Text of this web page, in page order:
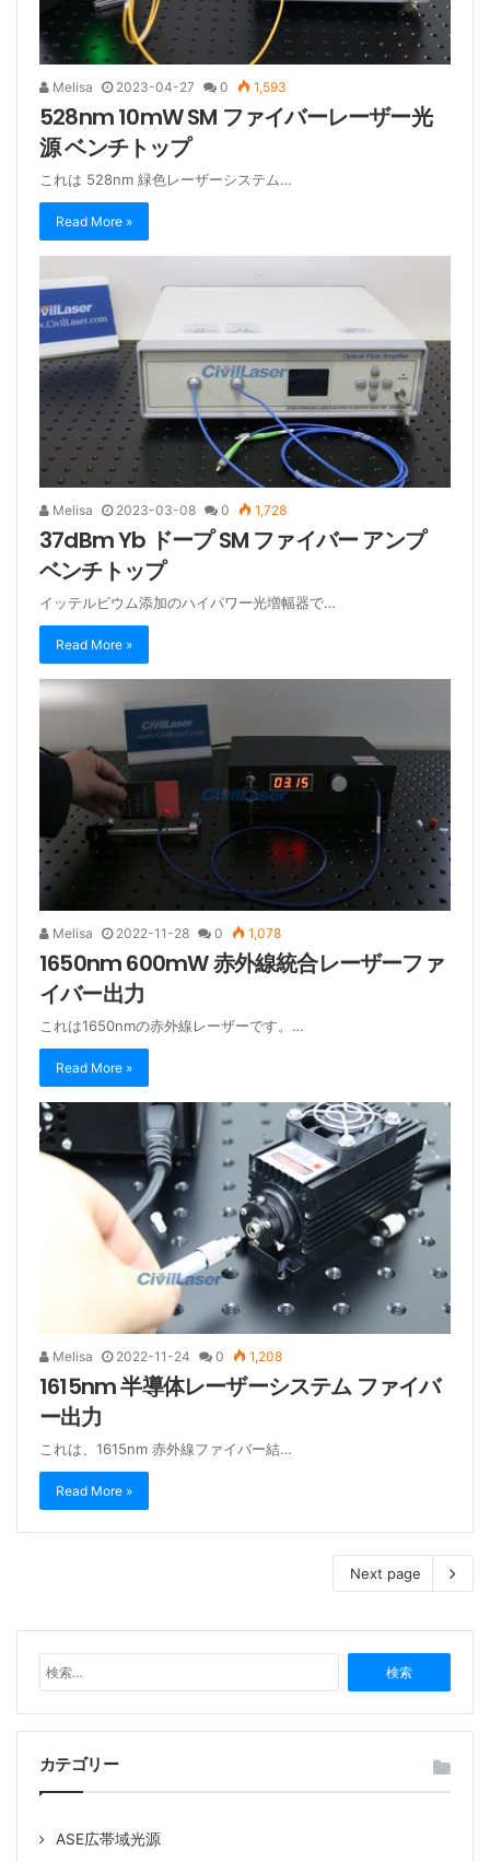
Melisa 2023-04-27 0 1,593
528nm 10mW SM ファイバーレーザー光
源 ベンチトップ
これは 528nm 緑色レーザーシステム…
Read More »
Melisa 2023-03-08 0 1,728
37dBm Yb ドープ SM ファイバー アンプ
ベンチトップ
イッテルビウム添加のハイパワー光増幅器で…
Read More »
Melisa 2022-11-28 0 1,078
1650nm 600mW 赤外線統合レーザーファ
イバー出力
これは1650nmの赤外線レーザーです。…
Read More »
Melisa 2022-11-24 0 1,208
1615nm 半導体レーザーシステム ファイバ
ー出力
これは、1615nm 赤外線ファイバー結…
Read More »
Next page
索
:
カテゴリー
ASE広帯域光源